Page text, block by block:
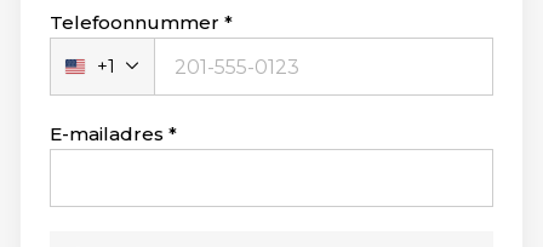
Telefoonnummer
Verenigde
Staten
+1
+1
E-mailadres